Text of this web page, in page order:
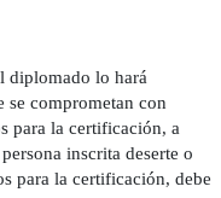
diplomado lo hará
se comprometan con
para la certificación, a
inscrita deserte o
para la certificación, debe